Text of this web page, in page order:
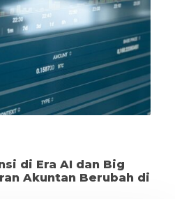
di Era AI dan Big
Akuntan Berubah di